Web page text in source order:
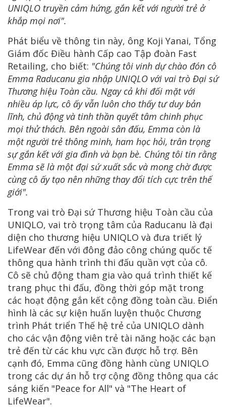
UNIQLO truyền cảm hứng, gắn kết với người trẻ ở
khắp mọi nơi".
Phát biểu về thông tin này, ông Koji Yanai, Tổng
Giám đốc Điều hành Cấp cao Tập đoàn Fast
Retailing, cho biết: "Chúng tôi vinh dự chào đón cô
Emma Raducanu gia nhập UNIQLO với vai trò Đại sứ
Thương hiệu Toàn cầu. Ngay cả khi đối mặt với
nhiều áp lực, cô ấy vẫn luôn cho thấy tư duy bản
lĩnh, chủ động và tinh thần quyết tâm chinh phục
mọi thử thách. Bên ngoài sân đấu, Emma còn là
một người trẻ thông minh, ham học hỏi, trân trọng
sự gắn kết với gia đình và bạn bè. Chúng tôi tin rằng
Emma sẽ là một đại sứ xuất sắc và mong chờ được
cùng cô ấy tạo nên những thay đổi tích cực trên thế
giới".
Trong vai trò Đại sứ Thương hiệu Toàn cầu của
UNIQLO, vai trò trọng tâm của Raducanu là đại
diện cho thương hiệu UNIQLO và đưa triết lý
LifeWear đến với đông đảo công chúng quốc tế
thông qua hành trình thi đấu quần vợt của cô.
Cô sẽ chủ động tham gia vào quá trình thiết kế
trang phục thi đấu, đồng thời góp mặt trong
các hoạt động gắn kết cộng đồng toàn cầu. Điển
hình là các sự kiện huấn luyện thuộc Chương
trình Phát triển Thế hệ trẻ của UNIQLO dành
cho các vận động viên trẻ tài năng hoặc các bạn
trẻ đến từ các khu vực cần được hỗ trợ. Bên
cạnh đó, Emma cũng đồng hành cùng UNIQLO
trong các dự án hỗ trợ cộng đồng thông qua các
sáng kiến "Peace for All" và "The Heart of
LifeWear".